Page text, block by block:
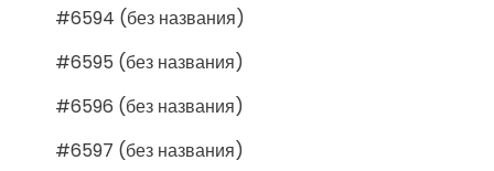
#6594 (без названия)
#6595 (без названия)
#6596 (без названия)
#6597 (без названия)